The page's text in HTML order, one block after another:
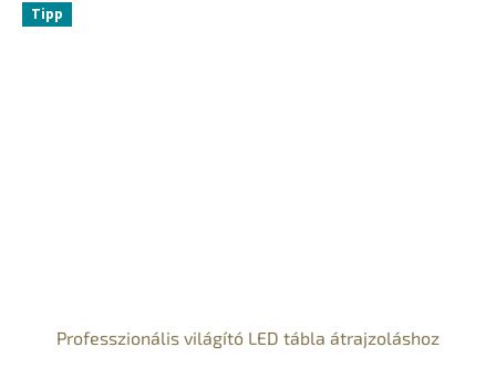
Tipp
Professzionális világító LED tábla átrajzoláshoz